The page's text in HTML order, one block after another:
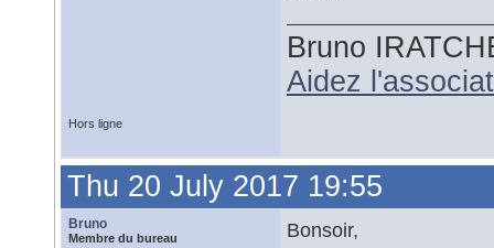
Bruno
Aidez
Hors ligne
Thu 20 July 2017 19:55
Bruno
Membre du bureau Bonsoir,